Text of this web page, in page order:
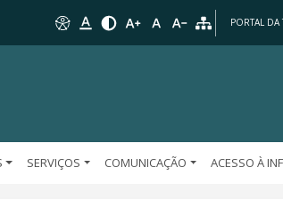
PORTAL DA
SERVIÇOS COMUNICAÇÃO ACESSO À